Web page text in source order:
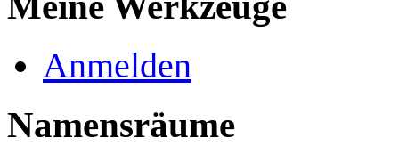
Anmelden
Namensräume